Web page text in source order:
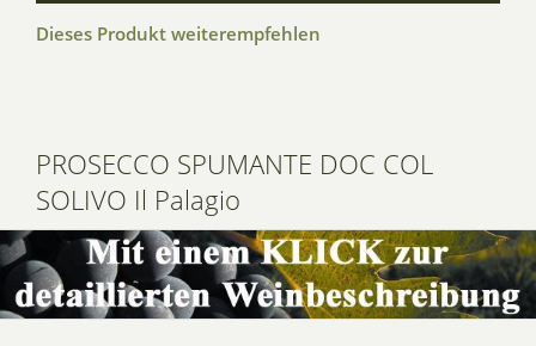
Dieses Produkt weiterempfehlen
PROSECCO SPUMANTE DOC COL
SOLIVO Il Palagio